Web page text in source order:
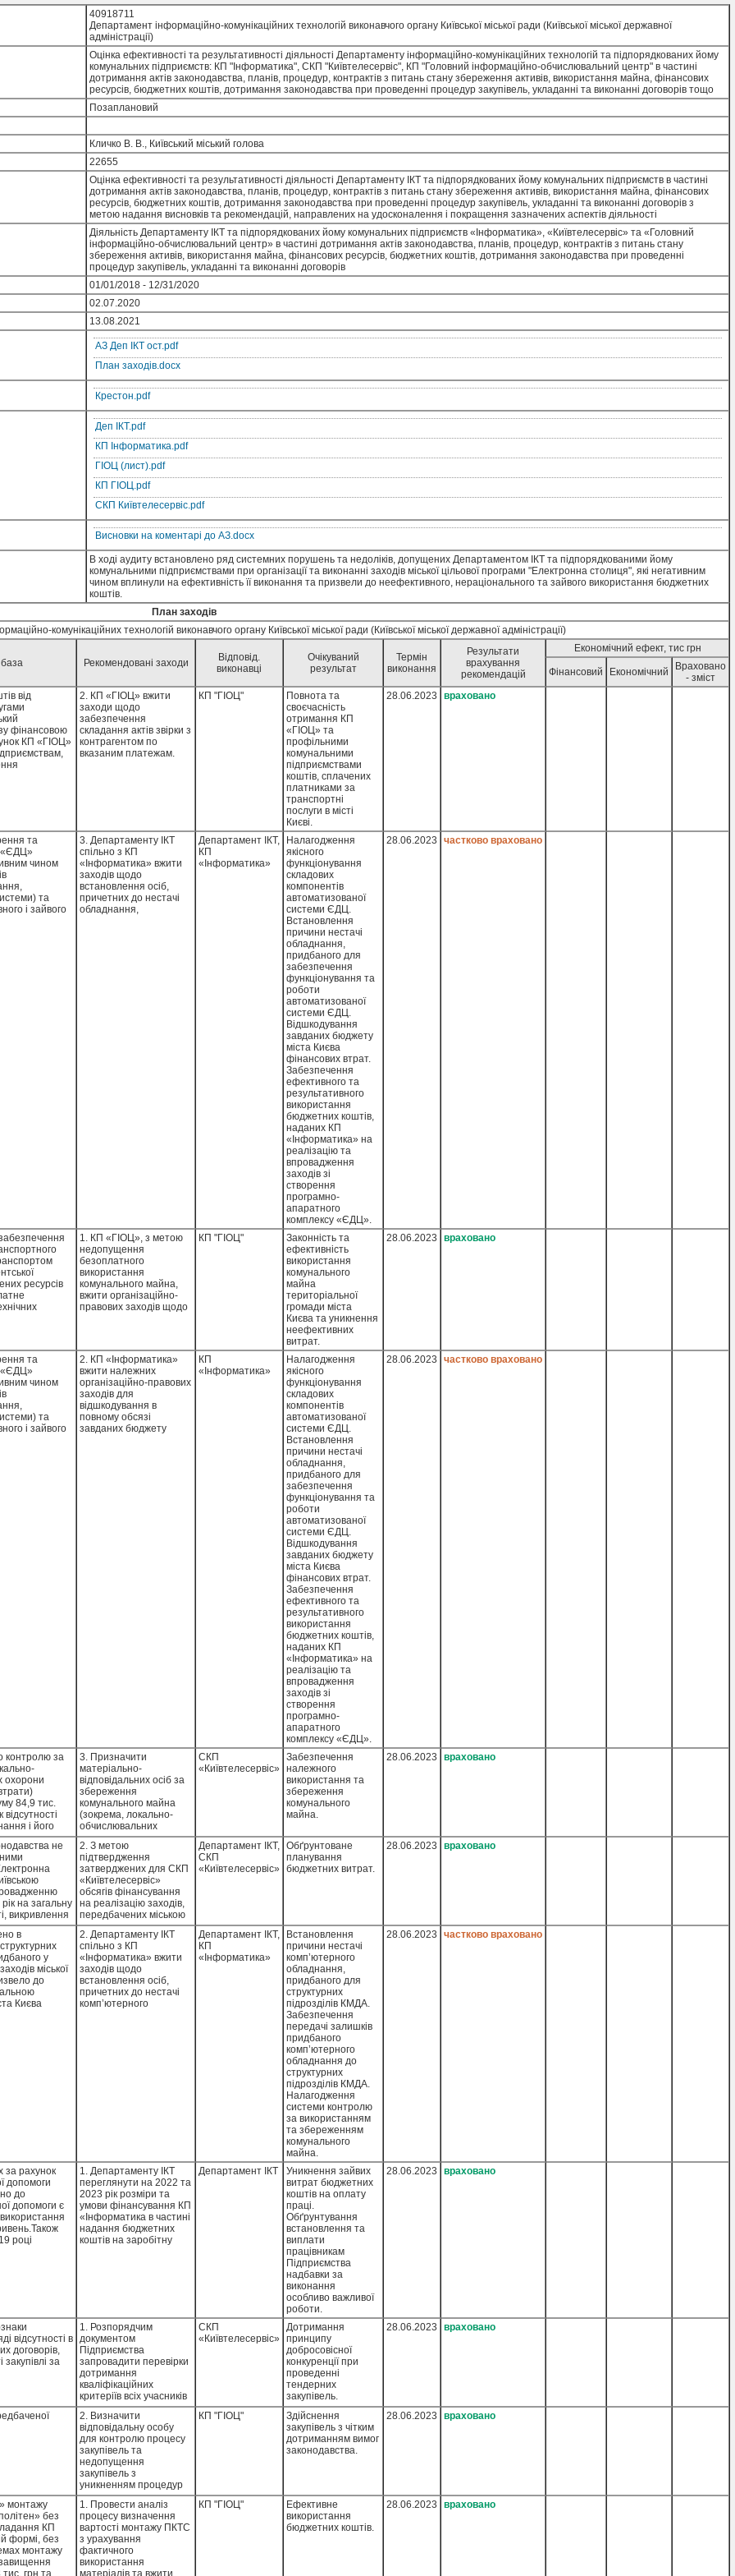
40918711
Департамент інформаційно-комунікаційних технологій виконавчого органу Київської міської ради (Київської міської державної
адміністрації)
Оцінка ефективності та результативності діяльності Департаменту інформаційно-комунікаційних технологій та підпорядкованих йому
комунальних підприємств: КП "Інформатика", СКП "Київтелесервіс", КП "Головний інформаційно-обчислювальний центр" в частині
дотримання актів законодавства, планів, процедур, контрактів з питань стану збереження активів, використання майна, фінансових
ресурсів, бюджетних коштів, дотримання законодавства при проведенні процедур закупівель, укладанні та виконанні договорів тощо
Позаплановий
Кличко В. В., Київський міський голова
22655
Оцінка ефективності та результативності діяльності Департаменту ІКТ та підпорядкованих йому комунальних підприємств в частині
дотримання актів законодавства, планів, процедур, контрактів з питань стану збереження активів, використання майна, фінансових
ресурсів, бюджетних коштів, дотримання законодавства при проведенні процедур закупівель, укладанні та виконанні договорів з
метою надання висновків та рекомендацій, направлених на удосконалення і покращення зазначених аспектів діяльності
Діяльність Департаменту ІКТ та підпорядкованих йому комунальних підприємств «Інформатика», «Київтелесервіс» та «Головний
інформаційно-обчислювальний центр» в частині дотримання актів законодавства, планів, процедур, контрактів з питань стану
збереження активів, використання майна, фінансових ресурсів, бюджетних коштів, дотримання законодавства при проведенні
процедур закупівель, укладанні та виконанні договорів
01/01/2018 - 12/31/2020
02.07.2020
13.08.2021
АЗ Деп ІКТ ост.pdf
План заходів.docx
Крестон.pdf
Деп ІКТ.pdf
КП Інформатика.pdf
ГІОЦ (лист).pdf
КП ГІОЦ.pdf
СКП Київтелесервіс.pdf
Висновки на коментарі до АЗ.docx
В ході аудиту встановлено ряд системних порушень та недоліків, допущених Департаментом ІКТ та підпорядкованими йому
комунальними підприємствами при організації та виконанні заходів міської цільової програми "Електронна столиця", які негативним
чином вплинули на ефективність її виконання та призвели до неефективного, нераціонального та зайвого використання бюджетних
коштів.
План заходів
комунікаційних технологій виконавчого органу Київської міської ради (Київської міської державної адміністрації)
Рекомендовані заходи
Відповід.
виконавці
Очікуваний
результат
Термін
виконання
Результати
врахування
рекомендацій
Економічний ефект, тис грн
Фінансовий Економічний
Враховано
- зміст
від
фінансовою
КП «ГІОЦ»
КП
різниця
для
договором
до
2. КП «ГІОЦ» вжити
заходи щодо
забезпечення
складання актів звірки з
контрагентом по
вказаним платежам.
КП "ГІОЦ"
Повнота та
своєчасність
отримання КП
«ГІОЦ» та
профільними
комунальними
підприємствами
коштів, сплачених
платниками за
транспортні
послуги в місті
Києві.
28.06.2023 враховано
що вказує на відсутність налагодженої інформаційної взаємодії між терміналами, іншим обладнанням та програмним забезпеченням, інтегрованим до системи.Зауважимо, що ТОВ «Телекарт» на замовлення КП «Інформатика» протягом 2019 - 2020 років систематично надавало послуги з технічного обслуговування зазначених сенсорних терміналів водія, за які Підприємство сплачувало бюджетні кошти.Однак, зважаючи на наявність виявлених проблем у функціонуванні та цільовому використанні сенсорних терміналів водія постає питання щодо якості і повноти наданих ТОВ «Телекарт» послуг з технічного обслуговування, доцільності придбання зазначеного обладнання і програмного забезпечення, що підтримує роботу терміналів, та ефективності витрачених Підприємством бюджетних коштів.Зазначимо, що спеціалісти КП «Інформатика» відповідно до функціональних завдань та обов’язків, визначених в положеннях про управління/відділи та посадових інструкціях, повинні здійснювати нагляд та контроль за технічним станом і обслуговуванням обладнання програмно-апаратних комплексів систем диспетчеризації, проводити навчання користувачів стосовно експлуатації та роботи програмно-апаратних комплексів систем диспетчеризації тощо.Таким чином, результати аудиторських досліджень дають підстави стверджувати, що спеціалістами КП «Інформатика» всупереч п
3. Департаменту ІКТ
спільно з КП
«Інформатика» вжити
заходів щодо
встановлення осіб,
причетних до нестачі
обладнання,
Департамент ІКТ,
КП
«Інформатика»
Налагодження
якісного
функціонування
складових
компонентів
автоматизованої
системи ЄДЦ.
Встановлення
причини нестачі
обладнання,
придбаного для
забезпечення
функціонування та
роботи
автоматизованої
системи ЄДЦ.
Відшкодування
завданих бюджету
міста Києва
фінансових втрат.
Забезпечення
ефективного та
результативного
використання
бюджетних коштів,
наданих КП
«Інформатика» на
реалізацію та
впровадження
заходів зі
створення
програмно-
апаратного
комплексу «ЄДЦ».
28.06.2023 частково враховано
ресурсів
на думку
розмірі
у
1. КП «ГІОЦ», з метою
недопущення
безоплатного
використання
комунального майна,
вжити організаційно-
правових заходів щодо
ТОВ «Герц» програмно-
технічних комплексів
(ПТКС) для здійснення
через них продажу
електронних
транспортних квитків та
поповнення
транспортного ресурсу
КП "ГІОЦ"
Законність та
ефективність
використання
комунального
майна
територіальної
громади міста
Києва та уникнення
неефективних
витрат.
28.06.2023 враховано
що вказує на відсутність налагодженої інформаційної взаємодії між терміналами, іншим обладнанням та програмним забезпеченням, інтегрованим до системи.Зауважимо, що ТОВ «Телекарт» на замовлення КП «Інформатика» протягом 2019 - 2020 років систематично надавало послуги з технічного обслуговування зазначених сенсорних терміналів водія, за які Підприємство сплачувало бюджетні кошти.Однак, зважаючи на наявність виявлених проблем у функціонуванні та цільовому використанні сенсорних терміналів водія постає питання щодо якості і повноти наданих ТОВ «Телекарт» послуг з технічного обслуговування, доцільності придбання зазначеного обладнання і програмного забезпечення, що підтримує роботу терміналів, та ефективності витрачених Підприємством бюджетних коштів.Зазначимо, що спеціалісти КП «Інформатика» відповідно до функціональних завдань та обов’язків, визначених в положеннях про управління/відділи та посадових інструкціях, повинні здійснювати нагляд та контроль за технічним станом і обслуговуванням обладнання програмно-апаратних комплексів систем диспетчеризації, проводити навчання користувачів стосовно експлуатації та роботи програмно-апаратних комплексів систем диспетчеризації тощо.Таким чином, результати аудиторських досліджень дають підстави стверджувати, що спеціалістами КП «Інформатика» всупереч п
2. КП «Інформатика»
вжити належних
організаційно-правових
заходів для
відшкодування в
повному обсязі
завданих бюджету
КП
«Інформатика»
Налагодження
якісного
функціонування
складових
компонентів
автоматизованої
системи ЄДЦ.
Встановлення
причини нестачі
обладнання,
придбаного для
забезпечення
функціонування та
роботи
автоматизованої
системи ЄДЦ.
Відшкодування
завданих бюджету
міста Києва
фінансових втрат.
Забезпечення
ефективного та
результативного
використання
бюджетних коштів,
наданих КП
«Інформатика» на
реалізацію та
впровадження
заходів зі
створення
програмно-
апаратного
комплексу «ЄДЦ».
28.06.2023 частково враховано
контролю за
охорони
84,9 тис.
і його
майна
3. Призначити
матеріально-
відповідальних осіб за
збереження
комунального майна
(зокрема, локально-
обчислювальних
мереж).
СКП
«Київтелесервіс»
Забезпечення
належного
використання та
збереження
комунального
майна.
28.06.2023 враховано
не
на загальну
викривлення
2. З метою
підтвердження
затверджених для СКП
«Київтелесервіс»
обсягів фінансування
на реалізацію заходів,
передбачених міською
цільовою програмою
«Електронна столиця»
на 2019 - 2022 роки (у
разі її продовження
наступних періодів),
надати відповідні
економічні розрахунки
(обґрунтування)
Департамент ІКТ,
СКП
«Київтелесервіс»
Обґрунтоване
планування
бюджетних витрат.
28.06.2023 враховано
в
у
міської
до
Києва
грн,
Слід
для
відсутність
2. Департаменту ІКТ
спільно з КП
«Інформатика» вжити
заходів щодо
встановлення осіб,
причетних до нестачі
комп’ютерного
Департамент ІКТ,
КП
«Інформатика»
Встановлення
причини нестачі
комп’ютерного
обладнання,
придбаного для
структурних
підрозділів КМДА.
Забезпечення
передачі залишків
придбаного
комп’ютерного
обладнання до
структурних
підрозділів КМДА.
Налагодження
системи контролю
за використанням
та збереженням
комунального
майна.
28.06.2023 частково враховано
за рахунок
допомоги
до
допомоги є
році
1. Департаменту ІКТ
переглянути на 2022 та
2023 рік розміри та
умови фінансування КП
«Інформатика в частині
надання бюджетних
коштів на заробітну
столиця».
Департамент ІКТ
Уникнення зайвих
витрат бюджетних
коштів на оплату
праці.
Обґрунтування
встановлення та
виплати
працівникам
Підприємства
надбавки за
виконання
особливо важливої
роботи.
28.06.2023 враховано
відсутності в
договорів,
за
1. Розпорядчим
документом
Підприємства
запровадити перевірки
дотримання
кваліфікаційних
критеріїв всіх учасників
тендерних закупівель
для запобігання
випадків участі
учасників, які не мають
досвіду виконання
аналогічних договорів.
СКП
«Київтелесервіс»
Дотримання
принципу
добросовісної
конкуренції при
проведенні
тендерних
закупівель.
28.06.2023 враховано
2. Визначити
відповідальну особу
для контролю процесу
закупівель та
недопущення
закупівель з
уникненням процедур
передбачених Законом.
КП "ГІОЦ"
Здійснення
закупівель з чітким
дотриманням вимог
законодавства.
28.06.2023 враховано
монтажу
без
КП
формі, без
монтажу
грн та
1. Провести аналіз
процесу визначення
вартості монтажу ПКТС
з урахування
фактичного
використання
матеріалів та вжити
КП "ГІОЦ"
Ефективне
використання
бюджетних коштів.
28.06.2023 враховано